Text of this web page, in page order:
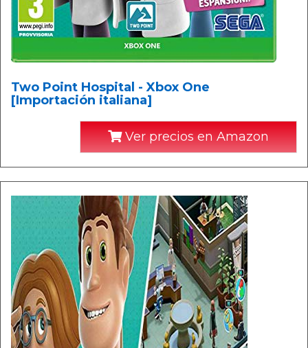
Two Point Hospital - Xbox One
[Importación italiana]
Ver precios en Amazon